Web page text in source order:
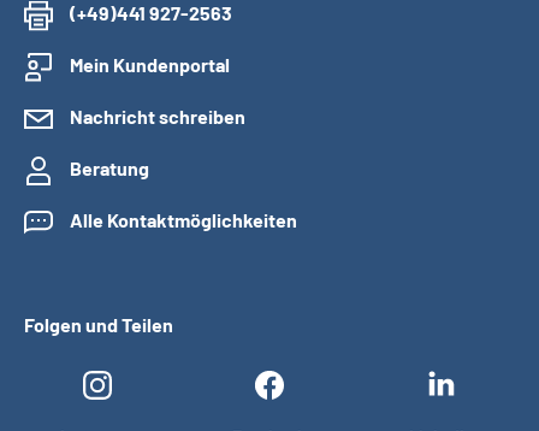
(+49)441 927-2563
Mein Kundenportal
Nachricht schreiben
Beratung
Alle Kontaktmöglichkeiten
Folgen und Teilen